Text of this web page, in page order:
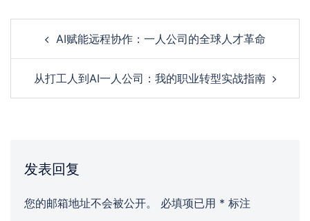
navigationAI赋能远程协作：一人公司的全球人才革命
从打工人到AI一人公司：我的职业转型实战指南
发表回复
您的邮箱地址不会被公开。 必填项已用 * 标注